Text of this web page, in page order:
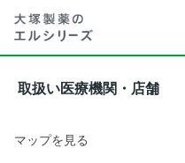
取扱い医療機関・店舗
マップを見る